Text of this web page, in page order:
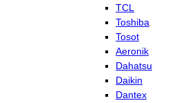
TCL
Toshiba
Tosot
Aeronik
Dahatsu
Daikin
Dantex